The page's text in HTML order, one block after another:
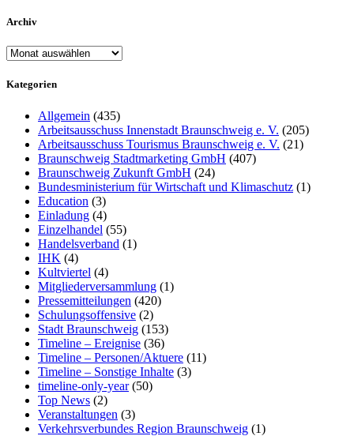
Archiv
Archiv
Kategorien
Allgemein (435)
Arbeitsausschuss Innenstadt Braunschweig e. V. (205)
Arbeitsausschuss Tourismus Braunschweig e. V. (21)
Braunschweig Stadtmarketing GmbH (407)
Braunschweig Zukunft GmbH (24)
Bundesministerium für Wirtschaft und Klimaschutz (1)
Education (3)
Einladung (4)
Einzelhandel (55)
Handelsverband (1)
IHK (4)
Kultviertel (4)
Mitgliederversammlung (1)
Pressemitteilungen (420)
Schulungsoffensive (2)
Stadt Braunschweig (153)
Timeline – Ereignise (36)
Timeline – Personen/Aktuere (11)
Timeline – Sonstige Inhalte (3)
timeline-only-year(50)
Top News (2)
Veranstaltungen (3)
Verkehrsverbundes Region Braunschweig (1)